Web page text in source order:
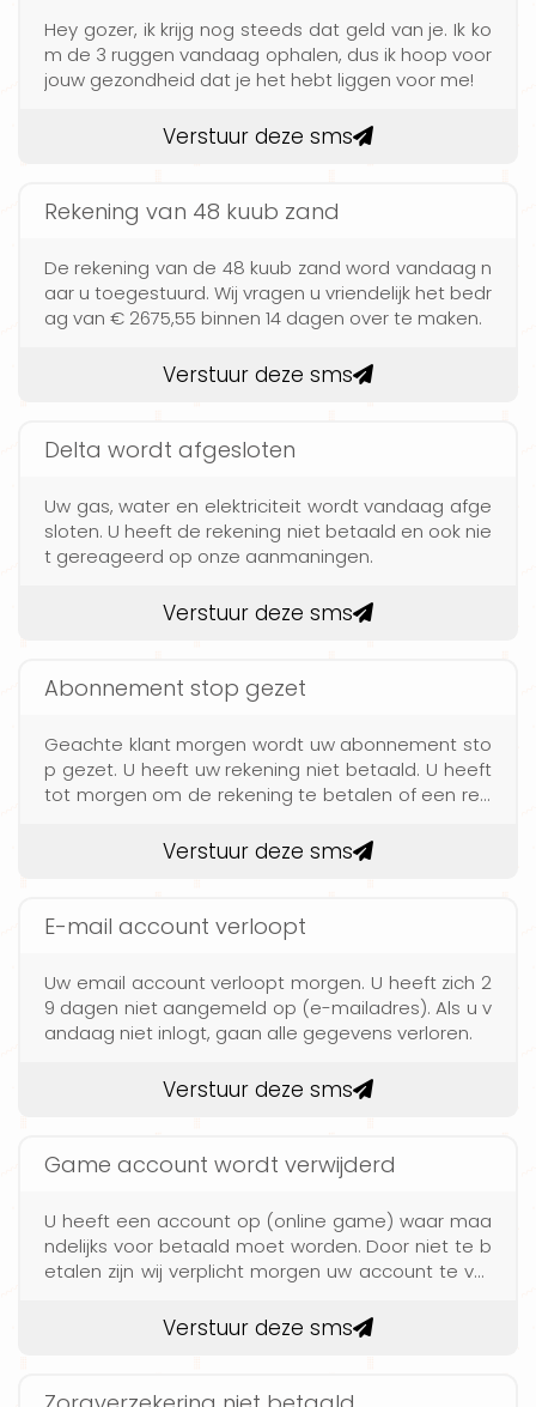
Hey gozer, ik krijg nog steeds dat geld van je. Ik ko
m de 3 ruggen vandaag ophalen, dus ik hoop voor
jouw gezondheid dat je het hebt liggen voor me!
Verstuur deze sms
Rekening van 48 kuub zand
De rekening van de 48 kuub zand word vandaag n
aar u toegestuurd. Wij vragen u vriendelijk het bedr
ag van € 2675,55 binnen 14 dagen over te maken.
Verstuur deze sms
Delta wordt afgesloten
Uw gas, water en elektriciteit wordt vandaag afge
sloten. U heeft de rekening niet betaald en ook nie
t gereageerd op onze aanmaningen.
Verstuur deze sms
Abonnement stop gezet
Geachte klant morgen wordt uw abonnement sto
p gezet. U heeft uw rekening niet betaald. U heeft
tot morgen om de rekening te betalen of een reg
Verstuur deze sms
E-mail account verloopt
Uw email account verloopt morgen. U heeft zich 2
9 dagen niet aangemeld op (e-mailadres). Als u v
andaag niet inlogt, gaan alle gegevens verloren.
Verstuur deze sms
Game account wordt verwijderd
U heeft een account op (online game) waar maa
ndelijks voor betaald moet worden. Door niet te b
etalen zijn wij verplicht morgen uw account te ver
Verstuur deze sms